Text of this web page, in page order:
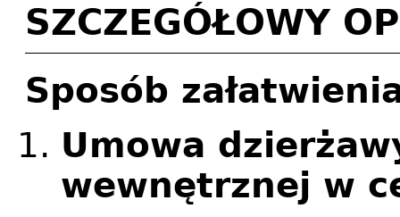
SZCZEGÓŁOWY
Sposób
Umowa
wewnętrznej w